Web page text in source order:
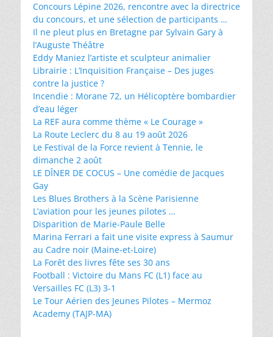
Concours Lépine 2026, rencontre avec la directrice
du concours, et une sélection de participants …
Il ne pleut plus en Bretagne par Sylvain Gary à
l’Auguste Théâtre
Eddy Maniez l’artiste et sculpteur animalier
Librairie : L’Inquisition Française – Des juges
contre la justice ?
Incendie : Morane 72, un Hélicoptère bombardier
d’eau léger
La REF aura comme thème « Le Courage »
La Route Leclerc du 8 au 19 août 2026
Le Festival de la Force revient à Tennie, le
dimanche 2 août
LE DÎNER DE COCUS – Une comédie de Jacques
Gay
Les Blues Brothers à la Scène Parisienne
L’aviation pour les jeunes pilotes …
Disparition de Marie-Paule Belle
Marina Ferrari a fait une visite express à Saumur
au Cadre noir (Maine-et-Loire)
La Forêt des livres fête ses 30 ans
Football : Victoire du Mans FC (L1) face au
Versailles FC (L3) 3-1
Le Tour Aérien des Jeunes Pilotes – Mermoz
Academy (TAJP-MA)